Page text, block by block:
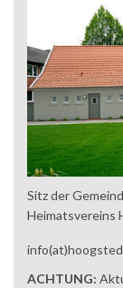
Sitz der
Heimatsvereins
ACHTUNG: